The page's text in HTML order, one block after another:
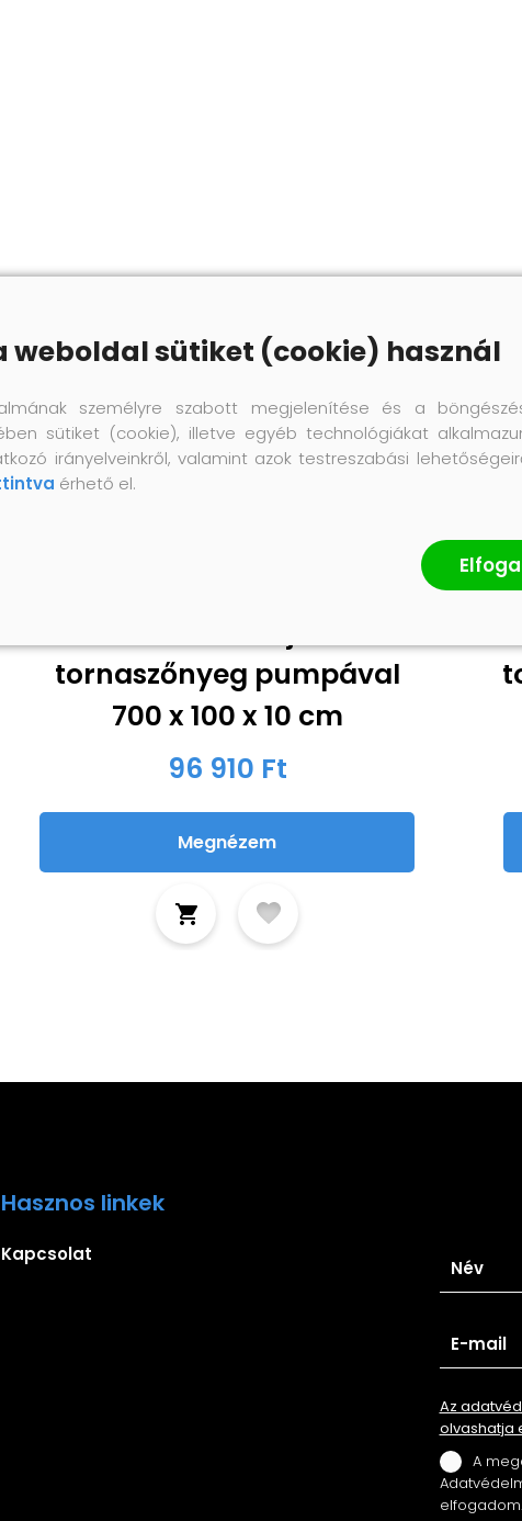
tornaszőnyeg pumpával
700 x 100 x 10 cm
96 910 Ft
Megnézem
Hasznos linkek
Kapcsolat
Az
olvashatja
A
Adatvédelmi
elfogadom.
weboldal sütiket (cookie) használ
személyre szabott megjelenítése és a
sütiket (cookie), illetve egyéb technológiákat
irányelveinkről, valamint azok testreszabási
érhető el.